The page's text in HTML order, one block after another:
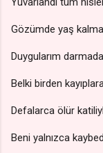
Gözümde yaş
Duygularım
Belki birden
Defalarca ölür
Beni yalnızca